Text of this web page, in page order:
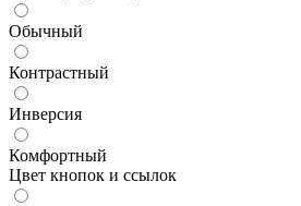
Обычный
Контрастный
Инверсия
Комфортный
Цвет кнопок и ссылок